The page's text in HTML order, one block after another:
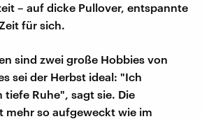
– auf dicke Pullover, entspannte
für sich.
sind zwei große Hobbies von
sei der Herbst ideal: "Ich
Ruhe", sagt sie. Die
mehr so aufgeweckt wie im